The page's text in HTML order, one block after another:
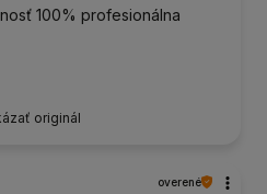
originál
100% profesionálna
overené